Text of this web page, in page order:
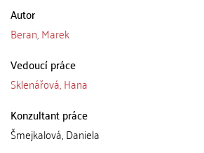
Autor
Beran, Marek
Vedoucí práce
Sklenářová, Hana
Konzultant práce
Šmejkalová, Daniela